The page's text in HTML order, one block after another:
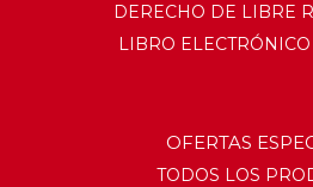
DERECHO DE LIBRE
LIBRO
OFERTAS
TODOS LOS